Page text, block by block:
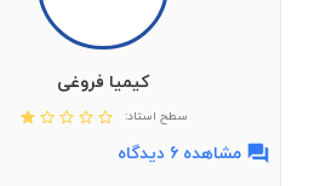
کیمیا فروغی
سطح استاد:
مشاهده 6 دیدگاه